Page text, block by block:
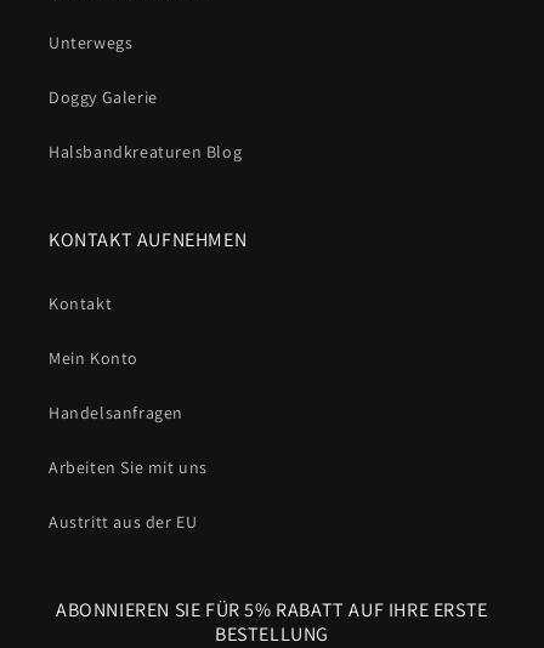
Unterwegs
Doggy Galerie
Halsbandkreaturen Blog
KONTAKT AUFNEHMEN
Kontakt
Mein Konto
Handelsanfragen
Arbeiten Sie mit uns
Austritt aus der EU
ABONNIEREN SIE FÜR 5% RABATT AUF IHRE ERSTE
BESTELLUNG